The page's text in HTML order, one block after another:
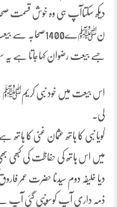
دیکھ سکتاآپ ہی وہ خوش قسمت
نﷺے1400صحابہ
جسے بیعت رضوان کہاجاتا ہے
اس بیعت میں خود نبی کریمﷺ نے
لی۔
گویا نبی کا ہاتھ عثمان غنی کا
میں اس ہاتھ کی حفاظت کی
ذمہ داری آپ کوسونپی گئی